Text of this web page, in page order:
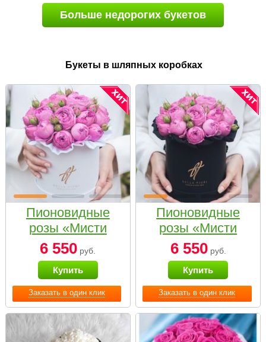
Больше недорогих букетов
Букеты в шляпных коробках
Заказать в один клик
Пионовидные
розы «Мисти
бабблс» в белой
коробке Small
6 550 руб.
Купить
Заказать в один клик
Пионовидные
розы «Мисти
бабблс» в
черной коробке
Small
6 550руб.
Купить